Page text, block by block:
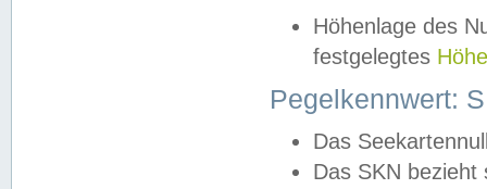
Höhenlage des
festgelegtes
Pegelkennwert:
Das
Das SKN